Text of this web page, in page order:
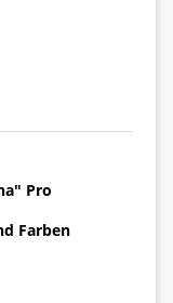
Pro
Farben